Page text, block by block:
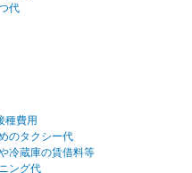
代
種費用
のタクシー代
冷蔵庫の賃借料等
ング代